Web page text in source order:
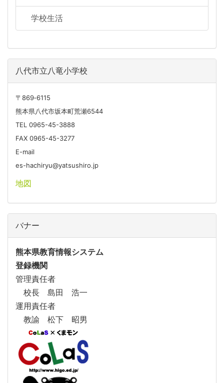
学校生活
八代市立八竜小学校
〒869‐6115
熊本県八代市坂本町荒瀬6544
TEL 0965-45-3888
FAX 0965-45-3277
E-mail
es-hachiryu@yatsushiro.jp
地図
バナー
熊本県教育情報システム
登録機関
管理責任者
校長 島田 浩一
運用責任者
教諭 松下 昭男